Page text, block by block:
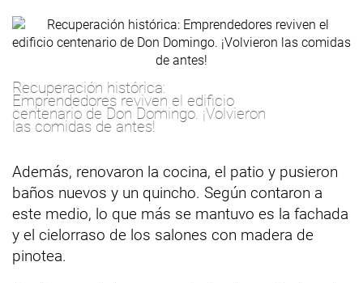
Recuperación histórica:
Emprendedores reviven el edificio
centenario de Don Domingo. ¡Volvieron
las comidas de antes!
Además, renovaron la cocina, el patio y pusieron
baños nuevos y un quincho. Según contaron a
este medio, lo que más se mantuvo es la fachada
y el cielorraso de los salones con madera de
pinotea.